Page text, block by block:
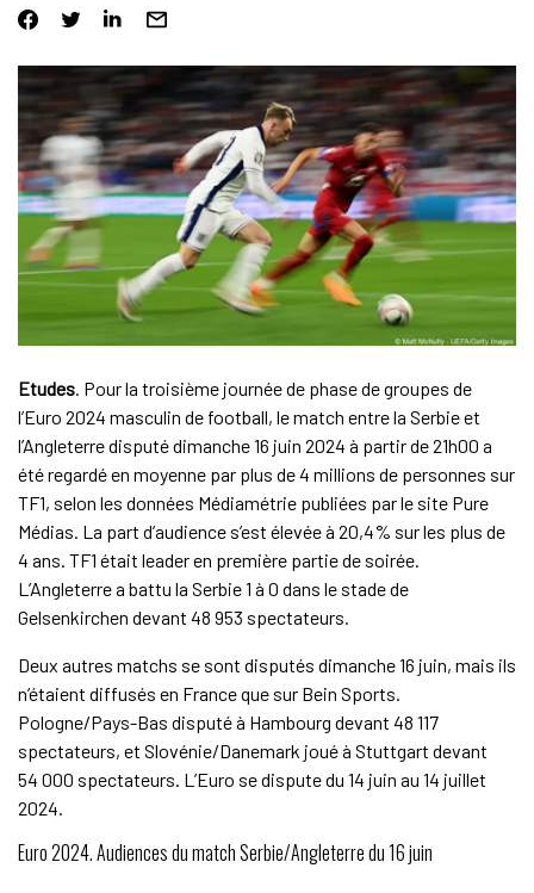
Etudes. Pour la troisième journée de phase de groupes de
l’Euro 2024 masculin de football, le match entre la Serbie et
l’Angleterre disputé dimanche 16 juin 2024 à partir de 21h00 a
été regardé en moyenne par plus de 4 millions de personnes sur
TF1, selon les données Médiamétrie publiées par le site Pure
Médias. La part d’audience s’est élevée à 20,4% sur les plus de
4 ans. TF1 était leader en première partie de soirée.
L’Angleterre a battu la Serbie 1 à 0 dans le stade de
Gelsenkirchen devant 48 953 spectateurs.
Deux autres matchs se sont disputés dimanche 16 juin, mais ils
n’étaient diffusés en France que sur Bein Sports.
Pologne/Pays-Bas disputé à Hambourg devant 48 117
spectateurs, et Slovénie/Danemark joué à Stuttgart devant
54 000 spectateurs. L’Euro se dispute du 14 juin au 14 juillet
2024.
Euro 2024. Audiences du match Serbie/Angleterre du 16 juin